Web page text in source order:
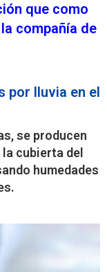
que como
compañía de
por lluvia en el
se producen
cubierta del
humedades